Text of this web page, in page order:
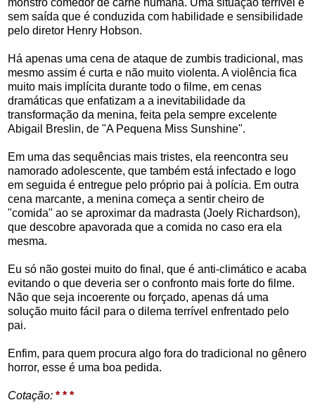
sem saída que é conduzida com habilidade e sensibilidade
pelo diretor Henry Hobson.
Há apenas uma cena de ataque de zumbis tradicional, mas
mesmo assim é curta e não muito violenta. A violência fica
muito mais implícita durante todo o filme, em cenas
dramáticas que enfatizam a a inevitabilidade da
transformação da menina, feita pela sempre excelente
Abigail Breslin, de "A Pequena Miss Sunshine".
Em uma das sequências mais tristes, ela reencontra seu
namorado adolescente, que também está infectado e logo
em seguida é entregue pelo próprio pai à polícia. Em outra
cena marcante, a menina começa a sentir cheiro de
"comida" ao se aproximar da madrasta (Joely Richardson),
que descobre apavorada que a comida no caso era ela
mesma.
Eu só não gostei muito do final, que é anti-climático e acaba
evitando o que deveria ser o confronto mais forte do filme.
Não que seja incoerente ou forçado, apenas dá uma
solução muito fácil para o dilema terrível enfrentado pelo
pai.
Enfim, para quem procura algo fora do tradicional no gênero
horror, esse é uma boa pedida.
Cotação: * * *